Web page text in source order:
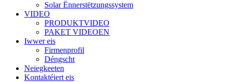
Solar Ënnerstëtzungssystem
VIDEO
PRODUKTVIDEO
PAKET VIDEOEN
Iwwer eis
Firmenprofil
Déngscht
Neiegkeeten
Kontaktéiert eis